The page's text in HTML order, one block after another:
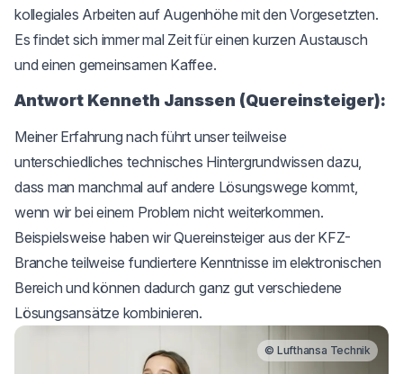
kollegiales Arbeiten auf Augenhöhe mit den Vorgesetzten.
Es findet sich immer mal Zeit für einen kurzen Austausch
und einen gemeinsamen Kaffee.
Antwort Kenneth Janssen (Quereinsteiger):
Meiner Erfahrung nach führt unser teilweise
unterschiedliches technisches Hintergrundwissen dazu,
dass man manchmal auf andere Lösungswege kommt,
wenn wir bei einem Problem nicht weiterkommen.
Beispielsweise haben wir Quereinsteiger aus der KFZ-
Branche teilweise fundiertere Kenntnisse im elektronischen
Bereich und können dadurch ganz gut verschiedene
Lösungsansätze kombinieren.
© Lufthansa Technik